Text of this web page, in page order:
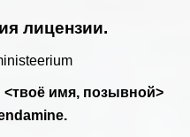
лицензии.
<твоё имя, позывной>